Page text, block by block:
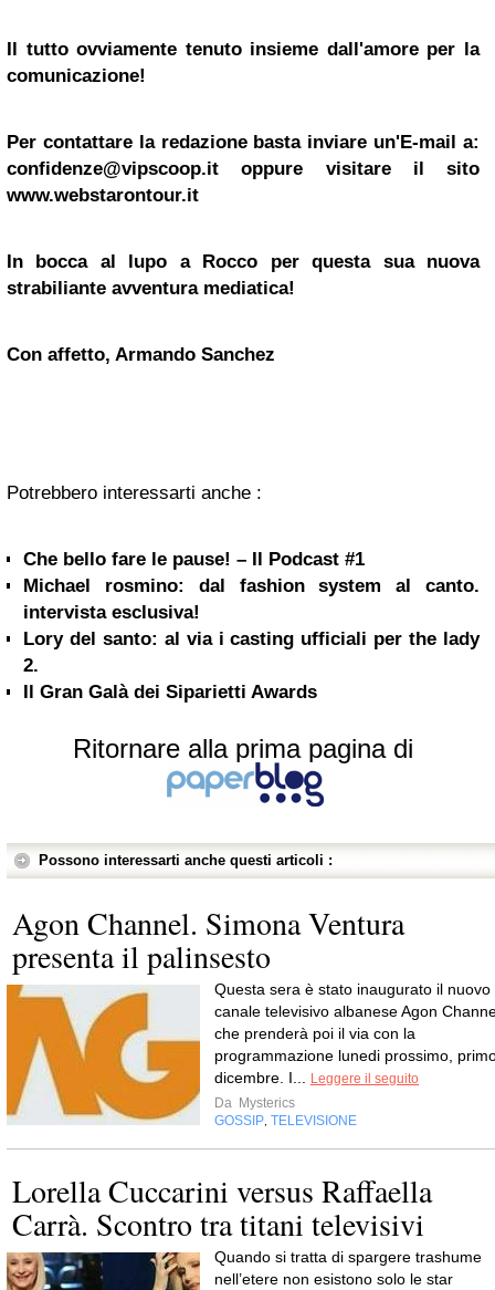
Il tutto ovviamente tenuto insieme dall'amore per la
comunicazione!
Per contattare la redazione basta inviare un'E-mail a:
confidenze@vipscoop.it oppure visitare il sito
www.webstarontour.it
In bocca al lupo a Rocco per questa sua nuova
strabiliante avventura mediatica!
Con affetto, Armando Sanchez
Potrebbero interessarti anche :
Che bello fare le pause! – Il Podcast #1
Michael rosmino: dal fashion system al canto.
intervista esclusiva!
Lory del santo: al via i casting ufficiali per the lady
2.
Il Gran Galà dei Siparietti Awards
Ritornare alla prima pagina di
Possono interessarti anche questi articoli :
Agon Channel. Simona Ventura
presenta il palinsesto
Questa sera è stato inaugurato il nuovo
canale televisivo albanese Agon
che prenderà poi il via con la
programmazione lunedi prossimo,
dicembre. I...
Leggere il seguito
Da Mysterics
GOSSIP TELEVISIONE
Lorella Cuccarini versus Raffaella
Carrà. Scontro tra titani televisivi
Quando si tratta di spargere trashume
nell’etere non esistono solo le star